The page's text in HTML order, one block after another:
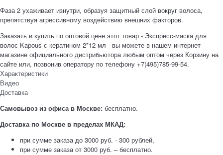
Фаза 2 ухаживает изнутри, образуя защитный слой вокруг волоса,
препятствуя агрессивному воздействию внешних факторов.
Заказать и купить по оптовой цене этот товар - Экспресс-маска для
волос Kapous с кератином 2*12 мл - вы можете в нашем интернет
магазине официального дистрибьютора любым оптом через Корзину на
сайте или, позвонив оператору по телефону +7(495)785-99-54.
Характеристики
Видео
Доставка
Самовывоз из офиса в Москве: бесплатно.
Доставка по Москве в пределах МКАД:
при сумме заказа до 3000 руб. - 300 рублей,
при сумме заказа от 3000 руб. – бесплатно.